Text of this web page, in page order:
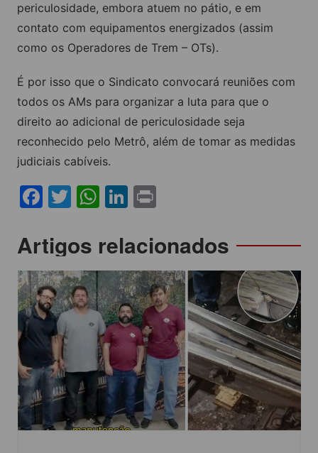
periculosidade, embora atuem no pátio, e em
contato com equipamentos energizados (assim
como os Operadores de Trem – OTs).
É por isso que o Sindicato convocará reuniões com
todos os AMs para organizar a luta para que o
direito ao adicional de periculosidade seja
reconhecido pelo Metrô, além de tomar as medidas
judiciais cabíveis.
F
c
e
b
o
o
k
T
itt
er
W
at
s
A
p
p
Li
k
e
dI
n
t
Navegação
de
Post
Artigos relacionados